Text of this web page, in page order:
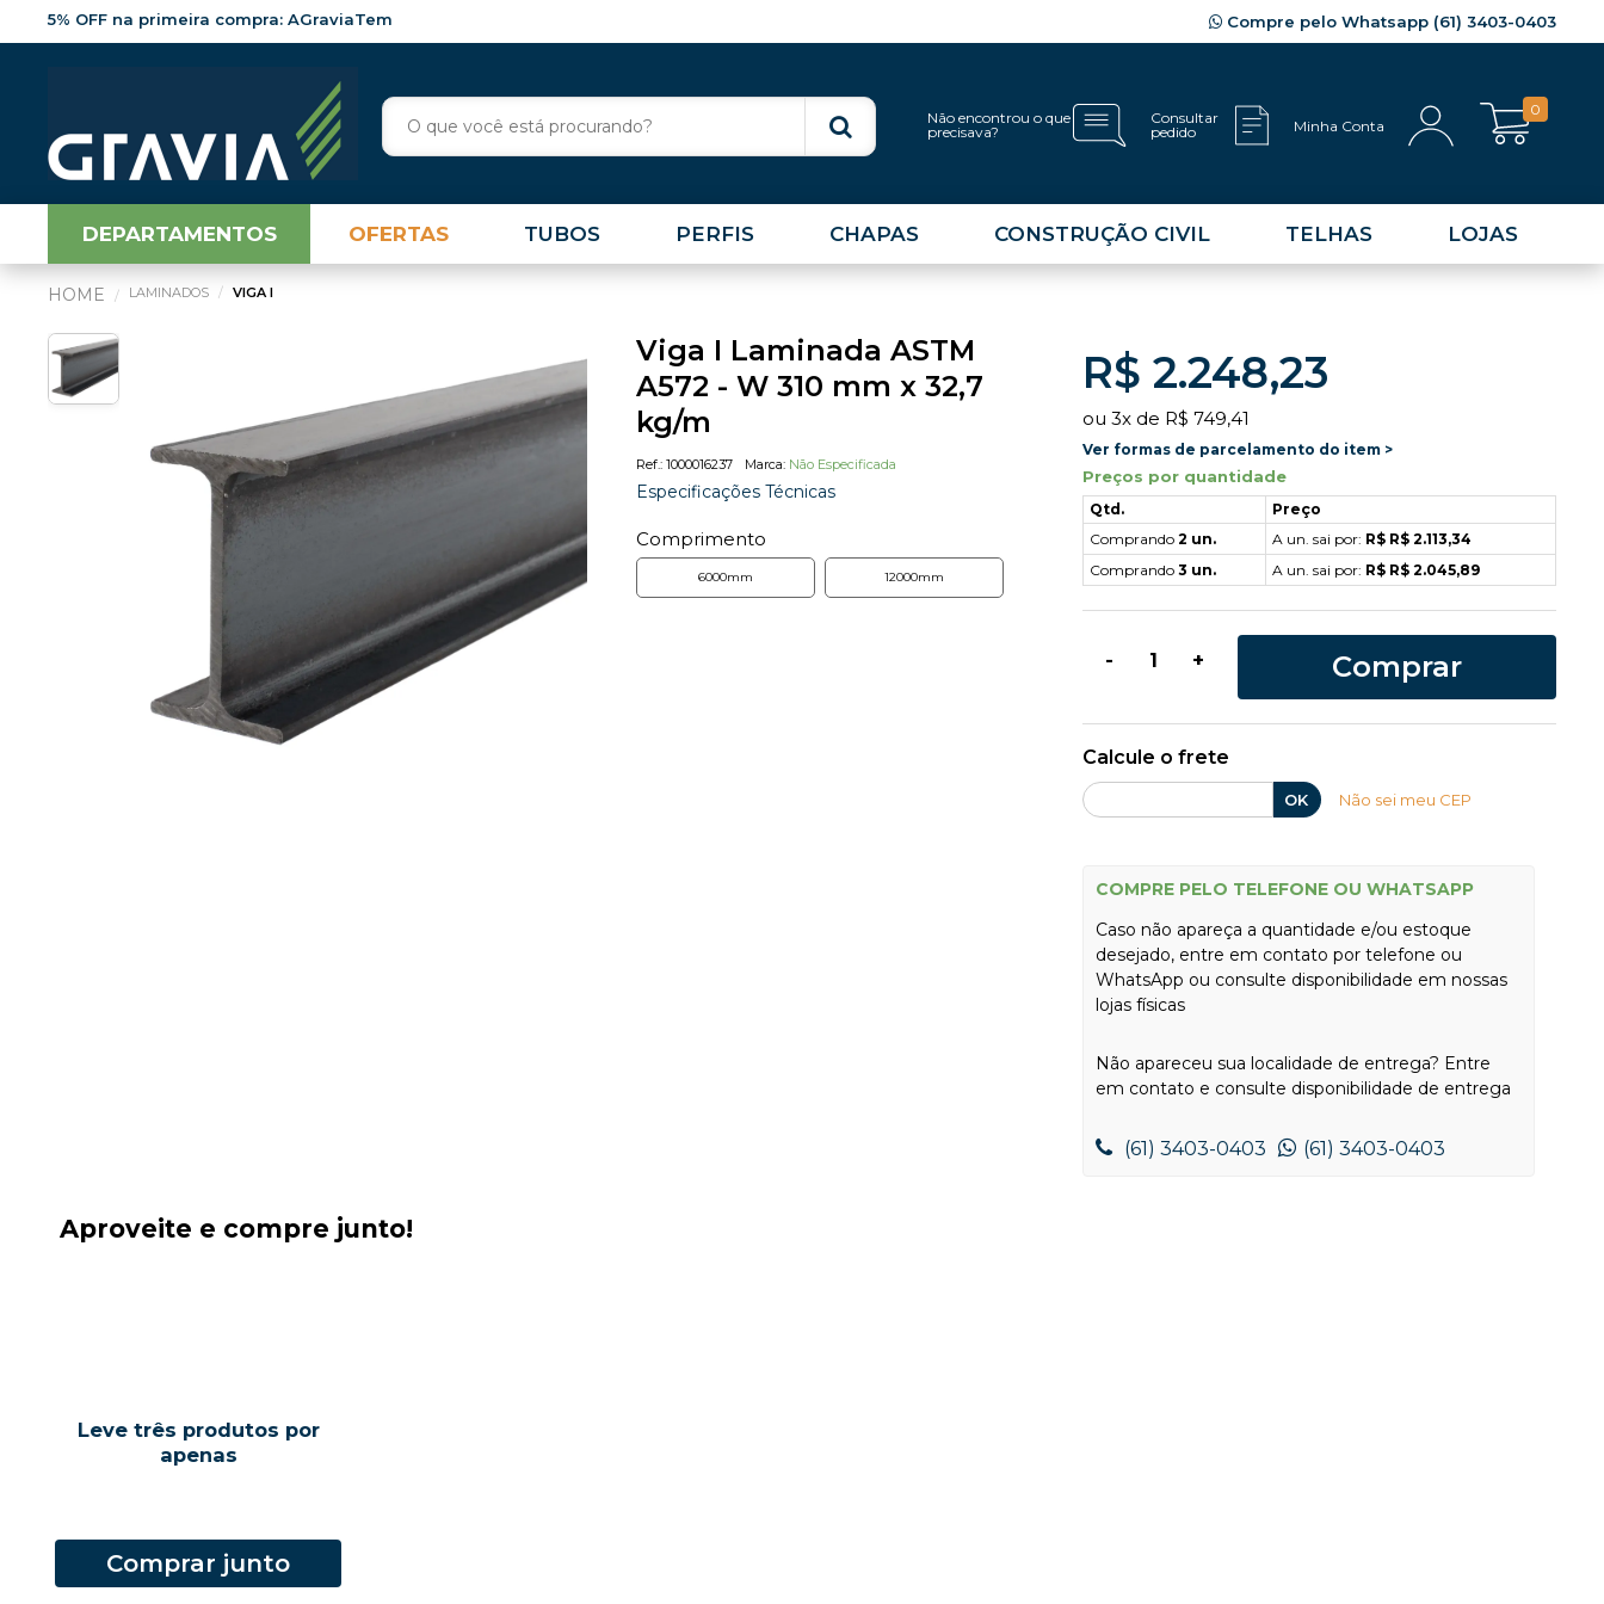
5% OFF na primeira compra: AGraviaTem Compre pelo Whatsapp (61) 3403-0403
0
Minha Conta
Consultar
pedido
Não encontrou o que
precisava?
DEPARTAMENTOS OFERTAS TUBOS PERFIS CHAPAS CONSTRUÇÃO CIVIL TELHAS LOJAS
LAMINADOS VIGA I
Viga I Laminada ASTM
A572 - W 310 mm x 32,7
kg/m
1000016237 Não Especificada
Especificações Técnicas
Comprimento
6000mm 12000mm
R$ 2.248,23
ou 3xde R$ 749,41
Ver formas de parcelamento do item >
Preços por quantidade
Qtd.
Preço
Comprando 2 un. A un. sai por: R$ R$ 2.113,34
Comprando 3 un. A un. sai por: R$ R$ 2.045,89
- + Comprar
Calcule o frete
OK Não sei meu CEP
COMPRE PELO TELEFONE OU WHATSAPP
Caso não apareça a quantidade e/ou estoque
desejado, entre em contato por telefone ou
WhatsApp ou consulte disponibilidade em nossas
lojas físicas
Não apareceu sua localidade de entrega? Entre
em contato e consulte disponibilidade de entrega
(61) 3403-0403 (61) 3403-0403
Aproveite e compre junto!
Leve três produtos por
apenas
Comprar junto